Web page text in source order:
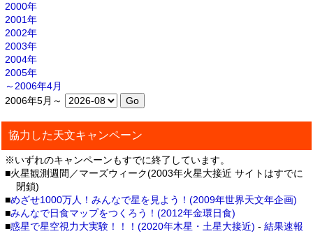
2000年
2001年
2002年
2003年
2004年
2005年
～2006年4月
2006年5月～
協力した天文キャンペーン
※いずれのキャンペーンもすでに終了しています。
■火星観測週間／マーズウィーク(2003年火星大接近 サイトはすでに
閉鎖)
■めざせ1000万人！みんなで星を見よう！(2009年世界天文年企画)
■みんなで日食マップをつくろう！(2012年金環日食)
■惑星で星空視力大実験！！！(2020年木星・土星大接近) - 結果速報